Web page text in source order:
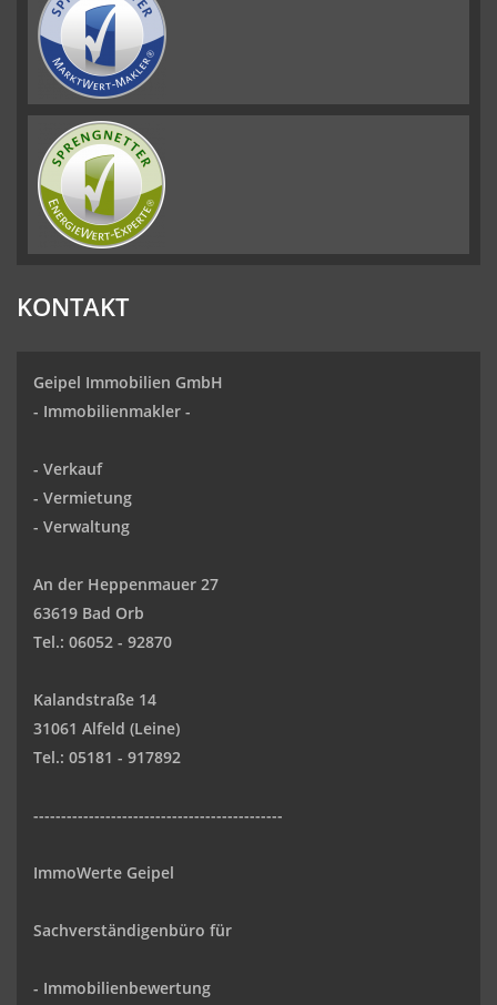
KONTAKT
Geipel Immobilien GmbH
- Immobilienmakler -
- Verkauf
- Vermietung
- Verwaltung
An der Heppenmauer 27
63619 Bad Orb
Tel.: 06052 - 92870
Kalandstraße 14
31061 Alfeld (Leine)
Tel.: 05181 - 917892
---------------------------------------------
ImmoWerte Geipel
Sachverständigenbüro für
- Immobilienbewertung